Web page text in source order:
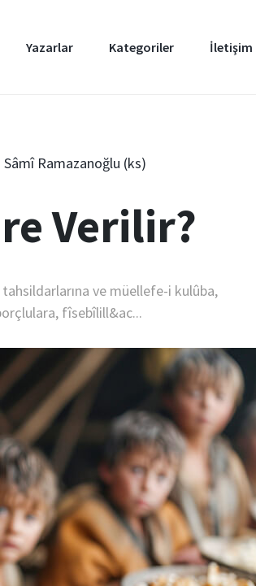
Yazarlar Kategoriler İletişim
Sâmî Ramazanoğlu (ks)
Verilir?
ve müellefe-i kulûba,
fîsebîlill&ac...